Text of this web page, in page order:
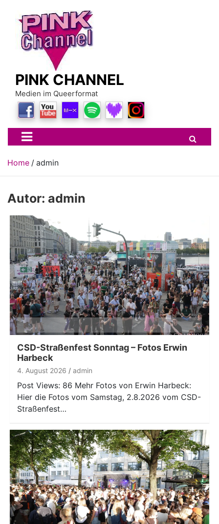
content
PINK CHANNEL
Medien im Queerformat
Home admin
Autor: admin
CSD-Straßenfest Sonntag – Fotos Erwin
Harbeck
4. August 2026 admin
Post Views: 86 Mehr Fotos von Erwin Harbeck:
Hier die Fotos vom Samstag, 2.8.2026 vom CSD-
Straßenfest…